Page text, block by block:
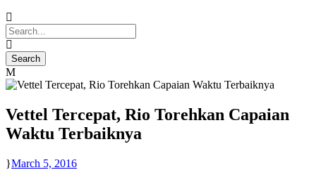
Vettel Tercepat, Rio Torehkan Capaian
Waktu Terbaiknya
March 5, 2016